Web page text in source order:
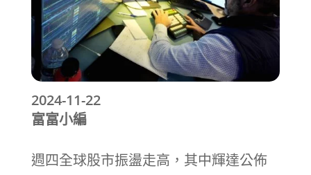
2024-11-22
富富小編
週四全球股市振盪走高，其中輝達公佈